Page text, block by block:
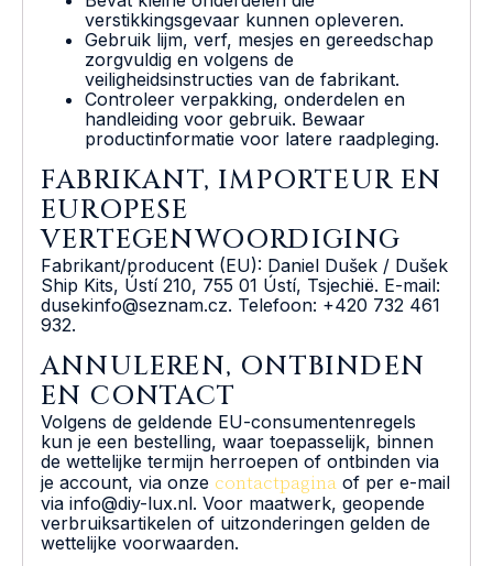
verstikkingsgevaar kunnen opleveren.
Gebruik lijm, verf, mesjes en gereedschap
zorgvuldig en volgens de
veiligheidsinstructies van de fabrikant.
Controleer verpakking, onderdelen en
handleiding voor gebruik. Bewaar
productinformatie voor latere raadpleging.
FABRIKANT, IMPORTEUR EN
EUROPESE
VERTEGENWOORDIGING
Fabrikant/producent (EU): Daniel Dušek / Dušek
Ship Kits, Ústí 210, 755 01 Ústí, Tsjechië. E-mail:
dusekinfo@seznam.cz. Telefoon: +420 732 461
932.
ANNULEREN, ONTBINDEN
EN CONTACT
Volgens de geldende EU-consumentenregels
kun je een bestelling, waar toepasselijk, binnen
de wettelijke termijn herroepen of ontbinden via
je account, via onze contactpagina of per e-mail
via info@diy-lux.nl. Voor maatwerk, geopende
verbruiksartikelen of uitzonderingen gelden de
wettelijke voorwaarden.